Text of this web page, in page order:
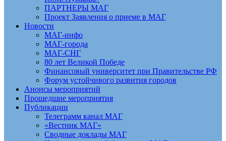
ПАРТНЕРЫ МАГ
Проект Заявления о приеме в МАГ
Новости
МАГ-инфо
МАГ-города
МАГ-СНГ
80 лет Великой Победе
Финансовый университет при Правительстве РФ
Форум устойчивого развития городов
Анонсы мероприятий
Прошедшие мероприятия
Публикации
Телеграмм канал МАГ
«Вестник МАГ»
Сводные доклады МАГ